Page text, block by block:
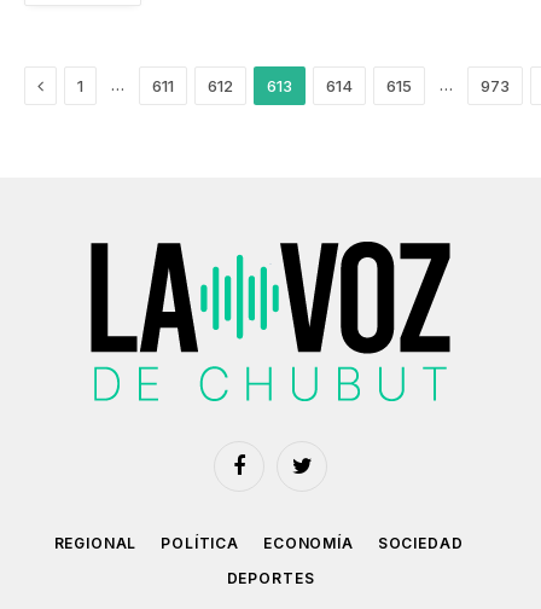
Anterior
1 … 611 612 613 614 615 … 973
FacebookTwitter
REGIONAL POLÍTICA ECONOMÍA
SOCIEDAD
DEPORTES